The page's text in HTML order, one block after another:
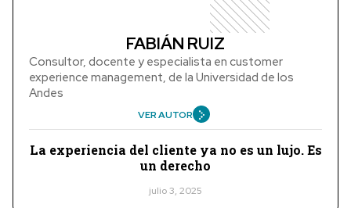
FABIÁN RUIZ
Consultor, docente y especialista en customer
experience management, de la Universidad de los
Andes
VER AUTOR
La experiencia del cliente ya no es un lujo. Es
un derecho
julio 3, 2025